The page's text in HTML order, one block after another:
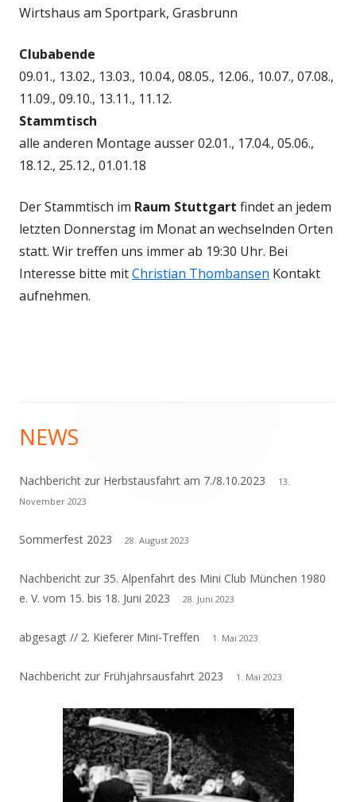
Wirtshaus am Sportpark, Grasbrunn
Clubabende
09.01., 13.02., 13.03., 10.04., 08.05., 12.06., 10.07., 07.08.,
11.09., 09.10., 13.11., 11.12.
Stammtisch
alle anderen Montage ausser 02.01., 17.04., 05.06.,
18.12., 25.12., 01.01.18
Der Stammtisch im Raum Stuttgart findet an jedem
letzten Donnerstag im Monat an wechselnden Orten
statt. Wir treffen uns immer ab 19:30 Uhr. Bei
Interesse bitte mitChristian Thombansen Kontakt
aufnehmen.
Haupt-
Seitenleiste
NEWS
Nachbericht zur Herbstausfahrt am 7./8.10.2023
13.
November 2023
Sommerfest 2023 28. August 2023
Nachbericht zur 35. Alpenfahrt des Mini Club München 1980
e. V. vom 15. bis 18. Juni 2023
28. Juni 2023
abgesagt // 2. Kieferer Mini-Treffen 1. Mai 2023
Nachbericht zur Frühjahrsausfahrt 2023 1. Mai 2023